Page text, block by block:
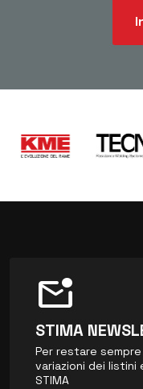
mark_email_unread
STIMA
Per restare
variazioni dei
STIMA